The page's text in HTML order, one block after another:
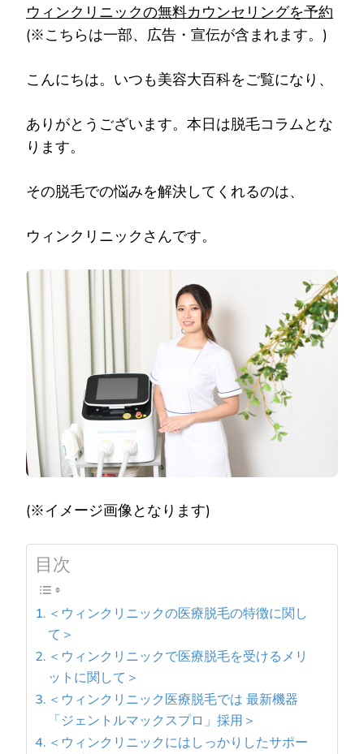
口
コ
良
ウィンクリニックの無料カウンセリングを予約
(※こちらは一部、広告・宣伝が含まれます。)
こんにちは。いつも美容大百科をご覧になり、
ありがとうございます。本日は脱毛コラムとな
ります。
その脱毛での悩みを解決してくれるのは、
ウィンクリニックさんです。
(※イメージ画像となります)
目次
＜ウィンクリニックの医療脱毛の特徴に関し
て＞
＜ウィンクリニックで医療脱毛を受けるメリ
ットに関して＞
＜ウィンクリニック医療脱毛では 最新機器
「ジェントルマックスプロ」採用＞
＜ウィンクリニックにはしっかりしたサポー